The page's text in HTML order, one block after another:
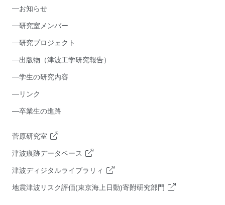
お知らせ
研究室メンバー
研究プロジェクト
出版物（津波工学研究報告）
学生の研究内容
リンク
卒業生の進路
菅原研究室
津波痕跡データベース
津波ディジタルライブラリィ
地震津波リスク評価(東京海上日動)寄附研究部門